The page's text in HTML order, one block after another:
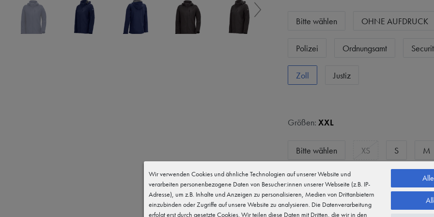
Bitte wählen OHNE AUFDRUCK
Polizei Ordnungsamt
Zoll Justiz
Größen: XXL
Bitte wählen XS S M
L XL
5XL
Wir verwenden Cookies und ähnliche Technologien auf unserer Website und
verarbeiten personenbezogene Daten von Besucher:innen unserer Webseite (z.B. IP-
Adresse), um z.B. Inhalte und Anzeigen zu personalisieren, Medien von Drittanbietern
einzubinden oder Zugriffe auf unsere Website zu analysieren. Die Datenverarbeitung
erfolgt erst durch gesetzte Cookies. Wir teilen diese Daten mit Dritten, die wir in den